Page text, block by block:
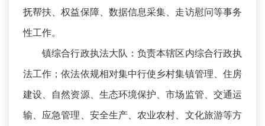
抚帮扶、权益保障、数据信息采集、走访慰问等事务
性工作。
镇综合行政执法大队：负责本辖区内综合行政执
法工作；依法依规相对集中行使乡村集镇管理、住房
建设、自然资源、生态环境保护、市场监管、交通运
输、应急管理、安全生产、农业农村、文化旅游等方